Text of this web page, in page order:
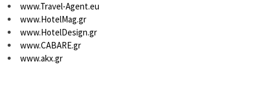
www.Travel-Agent.eu
www.HotelMag.gr
www.HotelDesign.gr
www.CABARE.gr
www.akx.gr